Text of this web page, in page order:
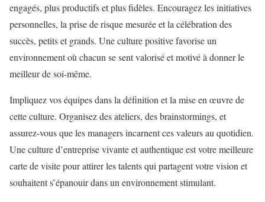
engagés, plus productifs et plus fidèles. Encouragez les initiatives
personnelles, la prise de risque mesurée et la célébration des
succès, petits et grands. Une culture positive favorise un
environnement où chacun se sent valorisé et motivé à donner le
meilleur de soi-même.
Impliquez vos équipes dans la définition et la mise en œuvre de
cette culture. Organisez des ateliers, des brainstormings, et
assurez-vous que les managers incarnent ces valeurs au quotidien.
Une culture d’entreprise vivante et authentique est votre meilleure
carte de visite pour attirer les talents qui partagent votre vision et
souhaitent s’épanouir dans un environnement stimulant.